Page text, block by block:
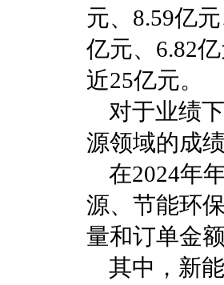
元、8.59亿
亿元、6.82
近25亿元。
对于业绩
源领域的成
在2024年
源、节能环
量和订单金
其中，新